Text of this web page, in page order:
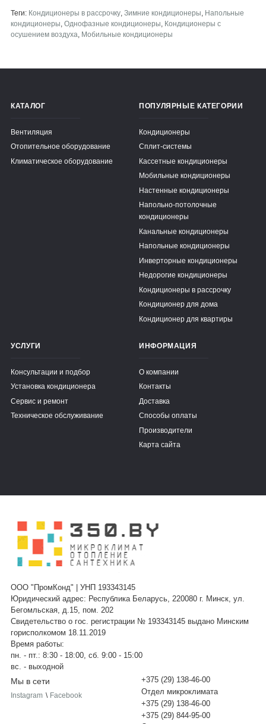
Теги: Кондиционеры в рассрочку Зимние кондиционеры
Напольные
кондиционеры Однофазные кондиционеры
Кондиционеры с
осушением воздуха
Мобильные кондиционеры
КАТАЛОГ
Вентиляция
Отопительное оборудование
Климатическое оборудование
ПОПУЛЯРНЫЕ КАТЕГОРИИ
Кондиционеры
Сплит-системы
Кассетные кондиционеры
Мобильные кондиционеры
Настенные кондиционеры
Напольно-потолочные
кондиционеры
Канальные кондиционеры
Напольные кондиционеры
Инверторные кондиционеры
Недорогие кондиционеры
Кондиционеры в рассрочку
Кондиционер для дома
Кондиционер для квартиры
УСЛУГИ
Консультации и подбор
Установка кондиционера
Сервис и ремонт
Техническое обслуживание
ИНФОРМАЦИЯ
О компании
Контакты
Доставка
Способы оплаты
Производители
Карта сайта
ООО "ПромКонд" | УНП 193343145
Юридический адрес: Республика Беларусь, 220080 г. Минск, ул.
Бегомльская, д.15, пом. 202
Свидетельство о гос. регистрации № 193343145 выдано Минским
горисполкомом 18.11.2019
Время работы:
пн. - пт.: 8:30 - 18:00, сб. 9:00 - 15:00
вс. - выходной
+375 (29) 138-46-00
Отдел микроклимата
+375 (29) 138-46-00
+375 (29) 844-95-00
Мы в сети
Instagram \ Facebook